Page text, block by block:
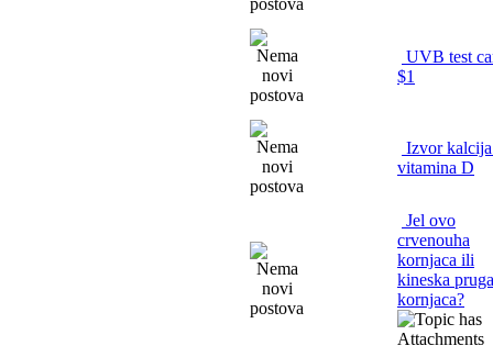
UVB test
$1
Izvor
vitamina D
Jel ovo
crvenouha
kornjaca ili
kineska
kornjaca?